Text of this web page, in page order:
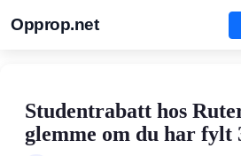
Opprop.net
Studentrabatt hos
glemme om du har fylt